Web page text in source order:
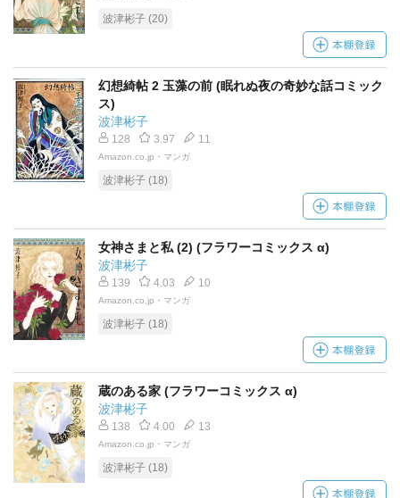
波津彬子 (20)
幻想綺帖 2 玉藻の前 (眠れぬ夜の奇妙な話コミック
ス)
波津彬子
128 3.97 11
Amazon.co.jp・マンガ
波津彬子 (18)
女神さまと私 (2) (フラワーコミックス α)
波津彬子
139 4.03 10
Amazon.co.jp・マンガ
波津彬子 (18)
蔵のある家 (フラワーコミックス α)
波津彬子
138 4.00 13
Amazon.co.jp・マンガ
波津彬子 (18)